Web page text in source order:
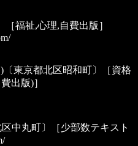
［福祉,心理,自費出版］
〔東京都北区昭和町〕［資格
出版)］
区中丸町〕［少部数テキスト